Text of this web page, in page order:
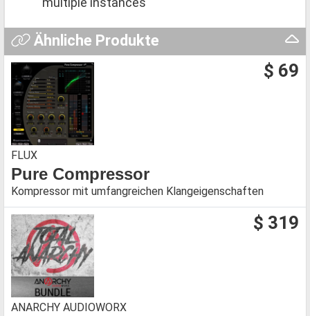
Ähnliche Produkte
$ 69
FLUX
Pure Compressor
Kompressor mit umfangreichen Klangeigenschaften
$ 319
ANARCHY AUDIOWORX